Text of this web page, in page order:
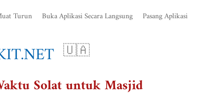
Turun Buka Aplikasi Secara Langsung Pasang Aplikasi
🇺🇦
Solat untuk Masjid